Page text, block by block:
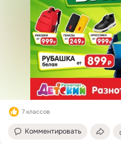
7 классов
Комментировать